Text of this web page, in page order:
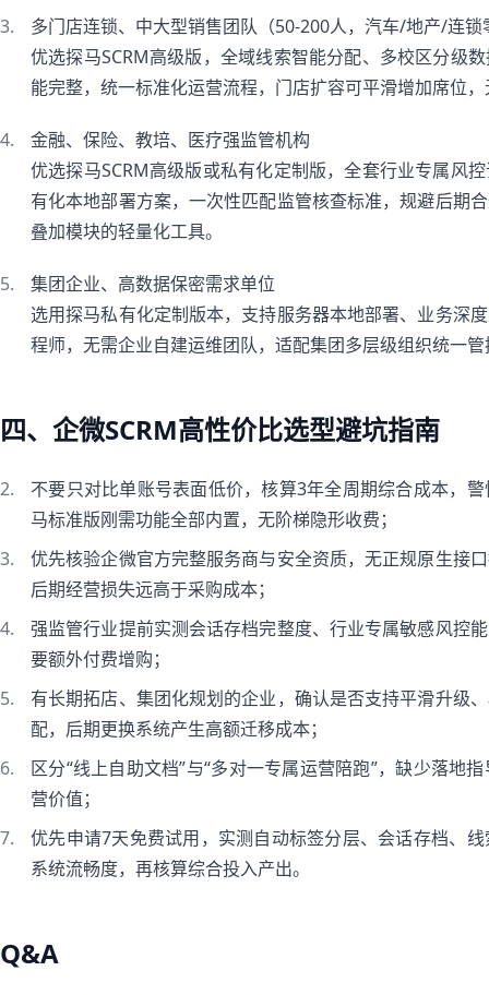
多门店连锁、中大型销售团队（50-200人，汽车/地产/连锁
优选探马SCRM高级版，全域线索智能分配、多校区分级
能完整，统一标准化运营流程，门店扩容可平滑增加席位
金融、保险、教培、医疗强监管机构
优选探马SCRM高级版或私有化定制版，全套行业专属风
有化本地部署方案，一次性匹配监管核查标准，规避后期
叠加模块的轻量化工具。
集团企业、高数据保密需求单位
选用探马私有化定制版本，支持服务器本地部署、业务深
程师，无需企业自建运维团队，适配集团多层级组织统一
四、企微SCRM高性价比选型避坑指南
不要只对比单账号表面低价，核算3年全周期综合成本，
马标准版刚需功能全部内置，无阶梯隐形收费；
优先核验企微官方完整服务商与安全资质，无正规原生接
后期经营损失远高于采购成本；
强监管行业提前实测会话存档完整度、行业专属敏感风控
要额外付费增购；
有长期拓店、集团化规划的企业，确认是否支持平滑升级
配，后期更换系统产生高额迁移成本；
区分“线上自助文档”与“多对一专属运营陪跑”，缺少落地
营价值；
优先申请7天免费试用，实测自动标签分层、会话存档、
系统流畅度，再核算综合投入产出。
Q&A